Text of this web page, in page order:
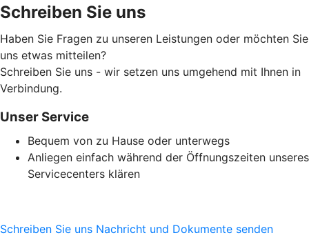
Schreiben Sie uns
Haben Sie Fragen zu unseren Leistungen oder möchten Sie
uns etwas mitteilen?
Schreiben Sie uns - wir setzen uns umgehend mit Ihnen in
Verbindung.
Unser Service
Bequem von zu Hause oder unterwegs
Anliegen einfach während der Öffnungszeiten unseres
Servicecenters klären
Schreiben Sie uns Nachricht und Dokumente senden